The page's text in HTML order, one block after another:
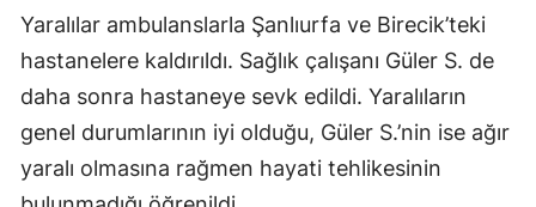
Yaralılar ambulanslarla Şanlıurfa ve Birecik’teki
hastanelere kaldırıldı. Sağlık çalışanı Güler S. de
daha sonra hastaneye sevk edildi. Yaralıların
genel durumlarının iyi olduğu, Güler S.’nin ise ağır
yaralı olmasına rağmen hayati tehlikesinin